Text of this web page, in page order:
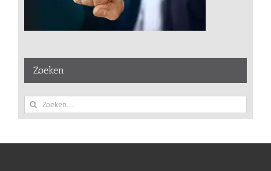
Zoeken
Zoeken
naar: